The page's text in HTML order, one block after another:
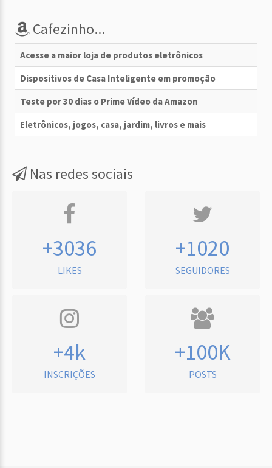
Cafezinho...
Acesse a maior loja de produtos eletrônicos
Dispositivos de Casa Inteligente em promoção
Teste por 30 dias o Prime Vídeo da Amazon
Eletrônicos, jogos, casa, jardim, livros e mais
Nas redes sociais
+3036
LIKES
+1020
SEGUIDORES
+4k
INSCRIÇÕES
+100K
POSTS